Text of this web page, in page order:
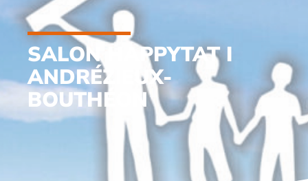
SALON HAPPYTAT I
ANDRÉZIEUX-
BOUTHÉON